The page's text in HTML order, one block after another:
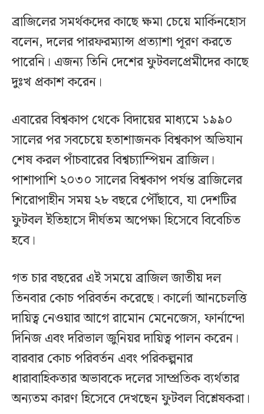
ব্রাজিলের সমর্থকদের কাছে ক্ষমা চেয়ে মার্কিনহোস
বলেন, দলের পারফরম্যান্স প্রত্যাশা পূরণ করতে
পারেনি। এজন্য তিনি দেশের ফুটবলপ্রেমীদের কাছে
দুঃখ প্রকাশ করেন।
এবারের বিশ্বকাপ থেকে বিদায়ের মাধ্যমে ১৯৯০
সালের পর সবচেয়ে হতাশাজনক বিশ্বকাপ অভিযান
শেষ করল পাঁচবারের বিশ্বচ্যাম্পিয়ন ব্রাজিল।
পাশাপাশি ২০৩০ সালের বিশ্বকাপ পর্যন্ত ব্রাজিলের
শিরোপাহীন সময় ২৮ বছরে পৌঁছাবে, যা দেশটির
ফুটবল ইতিহাসে দীর্ঘতম অপেক্ষা হিসেবে বিবেচিত
হবে।
গত চার বছরের এই সময়ে ব্রাজিল জাতীয় দল
তিনবার কোচ পরিবর্তন করেছে। কার্লো আনচেলত্তি
দায়িত্ব নেওয়ার আগে রামোন মেনেজেস, ফার্নান্দো
দিনিজ এবং দরিভাল জুনিয়র দায়িত্ব পালন করেন।
বারবার কোচ পরিবর্তন এবং পরিকল্পনার
ধারাবাহিকতার অভাবকে দলের সাম্প্রতিক ব্যর্থতার
অন্যতম কারণ হিসেবে দেখছেন ফুটবল বিশ্লেষকরা।